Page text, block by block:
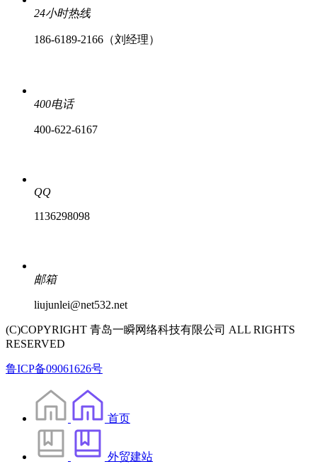
24小时热线
186-6189-2166（刘经理）
400电话
400-622-6167
QQ
1136298098
邮箱
liujunlei@net532.net
(C)COPYRIGHT 青岛一瞬网络科技有限公司 ALL RIGHTS
RESERVED
鲁ICP备09061626号
首页
外贸建站